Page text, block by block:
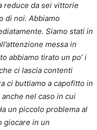
reduce da sei vittorie
di noi. Abbiamo
Siamo stati in
messa in
abbiamo tirato un po’ i
ci lascia contenti
ci buttiamo a capofitto in
nel caso in cui
un piccolo problema al
giocare in un